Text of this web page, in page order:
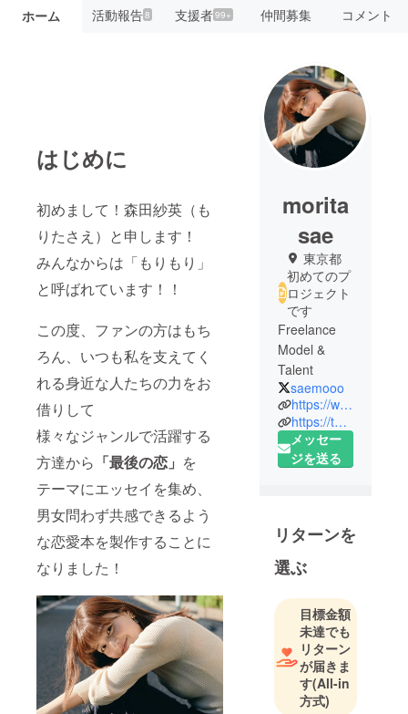
ホーム 活動報告8 支援者99+ 仲間募集 コメント
はじめに
初めまして！森田紗英（も
りたさえ）と申します！
みんなからは「もりもり」
と呼ばれています！！
この度、ファンの方はもち
ろん、いつも私を支えてく
れる身近な人たちの力をお
借りして
様々なジャンルで活躍する
方達から 「最後の恋」 を
テーマにエッセイを集め、
男女問わず共感できるよう
な恋愛本を製作することに
なりました！
morita
sae
東京都
初めてのプ
ロジェクト
です
Freelance
Model &
Talent
saemooo
https://www.instagram.com/moricoff/?hl=ja
https://twitter.com/saemooo
メッセー
ジを送る
リターンを
選ぶ
目標金額
未達でも
リターン
が届きま
す(All-in
方式)